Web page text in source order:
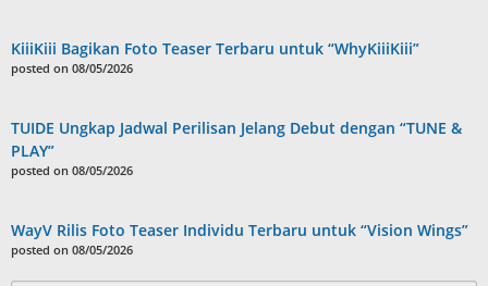
KiiiKiii Bagikan Foto Teaser Terbaru untuk “WhyKiiiKiii”
posted on 08/05/2026
TUIDE Ungkap Jadwal Perilisan Jelang Debut dengan “TUNE &
PLAY”
posted on 08/05/2026
WayV Rilis Foto Teaser Individu Terbaru untuk “Vision Wings”
posted on 08/05/2026